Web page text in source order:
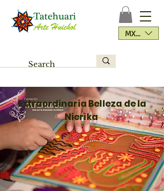
MXN ($)
Extraordinaria Belleza de la
Nierika